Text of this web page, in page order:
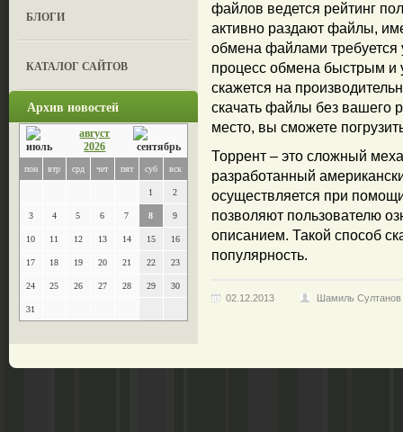
БЛОГИ
КАТАЛОГ САЙТОВ
Архив новостей
август
2026
пон втр срд чет пят суб вск
1 2
3 4 5 6 7 8 9
10 11 12 13 14 15 16
17 18 19 20 21 22 23
24 25 26 27 28 29 30
31
файлов ведется рейтинг
активно раздают файлы,
обмена файлами требуется
процесс обмена быстрым и
скажется на
скачать файлы без вашего
место, вы сможете
Торрент – это сложный
разработанный
осуществляется при
позволяют пользователю
описанием. Такой способ
популярность.
02.12.2013 Шамиль Султанов